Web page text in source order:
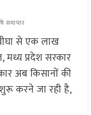
समाचार
से एक लाख
मध्य प्रदेश सरकार
अब किसानों की
करने जा रही है,